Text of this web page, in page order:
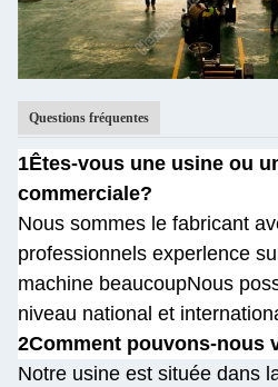
Questions fréquentes
1Êtes-vous une usine ou
commerciale?
Nous sommes le fabricant
professionnels experlence
machine beaucoupNous
niveau national et
2Comment pouvons-nous
Notre usine est située dans